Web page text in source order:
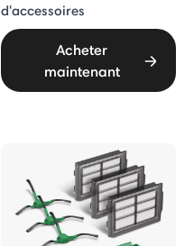
d'accessoires
Acheter
maintenant